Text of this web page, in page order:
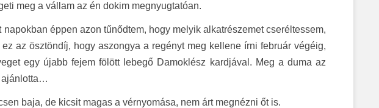
meg a vállam az én dokim megnyugtatóan.
éppen azon tűnődtem, hogy melyik alkatrészemet cseréltessem,
az ösztöndíj, hogy aszongya a regényt meg kellene írni február végéig,
egy újabb fejem fölött lebegő Damoklész kardjával. Meg a duma az
ajánlotta…
baja, de kicsit magas a vérnyomása, nem árt megnézni őt is.